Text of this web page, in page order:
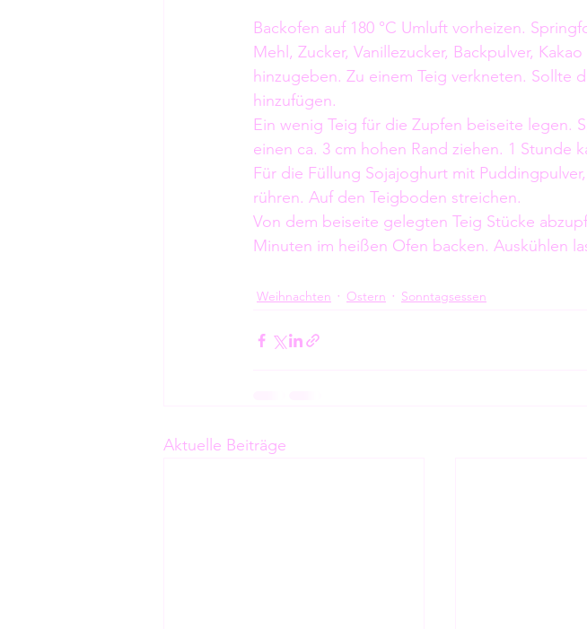
Backofen auf 180 °C Umluft vorheizen.
Mehl, Zucker, Vanillezucker, Backpulver,
hinzugeben. Zu einem Teig verkneten. Sollte
hinzufügen.
Ein wenig Teig für die Zupfen beiseite legen.
einen ca. 3 cm hohen Rand ziehen. 1 Stunde
Für die Füllung Sojajoghurt mit
rühren. Auf den Teigboden streichen.
Von dem beiseite gelegten Teig Stücke
Minuten im heißen Ofen backen. Auskühlen
Weihnachten Ostern Sonntagsessen
Aktuelle Beiträge